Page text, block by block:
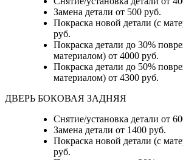
Замена детали от 500 руб.
Покраска новой детали (с
руб.
Покраска детали до 30%
материалом) от 4000 руб.
Покраска детали до 50%
материалом) от 4300 руб.
ДВЕРЬ БОКОВАЯ ЗАДНЯЯ
Снятие/установка детали от
Замена детали от 1400 руб.
Покраска новой детали (с
руб.